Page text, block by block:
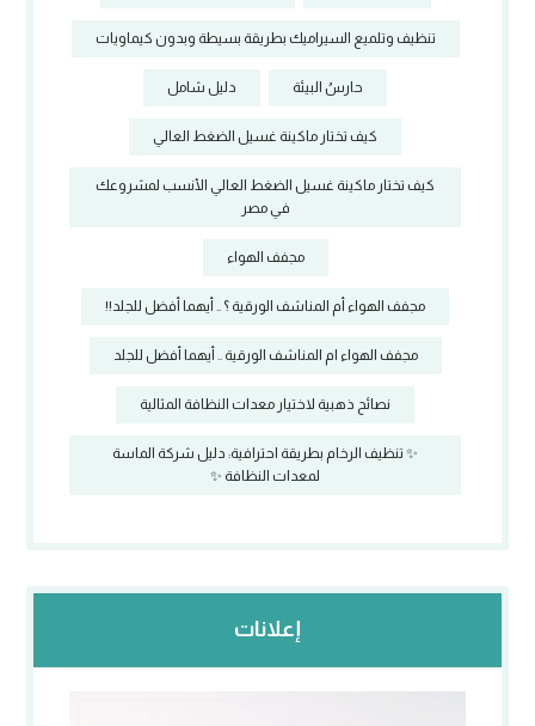
تنظيف وتلميع السيراميك بطريقة بسيطة وبدون كيماويات
حارسُ البيئة دليل شامل
كيف تختار ماكينة غسيل الضغط العالي
كيف تختار ماكينة غسيل الضغط العالي الأنسب لمشروعك
في مصر
مجفف الهواء
مجفف الهواء أم المناشف الورقية ؟ .. أيهما أفضل للجلد!!
مجفف الهواء ام المناشف الورقية .. أيهما أفضل للجلد
نصائح ذهبية لاختيار معدات النظافة المثالية
✨ تنظيف الرخام بطريقة احترافية: دليل شركة الماسة
لمعدات النظافة ✨
إعلانات